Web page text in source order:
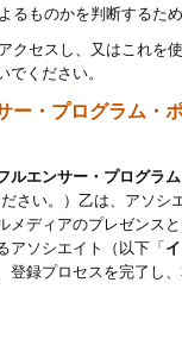
るものかを判断するた
クセスし、又はこれ
ください。
ー・プログラム・
ルエンサー・プログラム
さい。）乙は、アソシ
ディアのプレゼンス
アソシエイト（以下「
録プロセスを完了し、